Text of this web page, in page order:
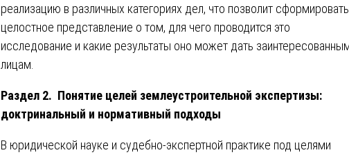
реализацию в различных категориях дел, что позволит сформировать
целостное представление о том, для чего проводится это
исследование и какие результаты оно может дать
лицам.
Раздел 2. Понятие целей землеустроительной экспертизы:
доктринальный и нормативный подходы
В юридической науке и судебно-экспертной практике под целями